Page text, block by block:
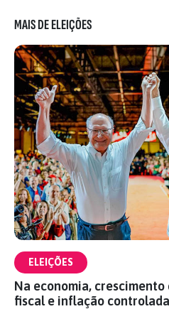
MAIS DE ELEIÇÕES
ELEIÇÕES
Na economia,
fiscal e inflação controlada